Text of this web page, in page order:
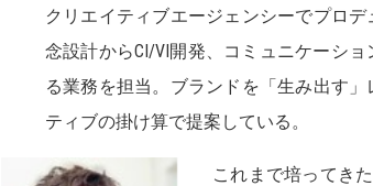
クリエイティブエージェンシーでプロ
念設計からCI/VI開発、コミュニケーシ
る業務を担当。ブランドを「生み出す
ティブの掛け算で提案している。
これまで培ってき